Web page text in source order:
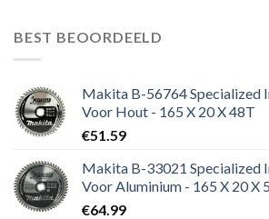
BEST BEOORDEELD
Makita B-56764 Specialized
Voor Hout - 165 X 20 X 48T
€51.59
Makita B-33021 Specialized
Voor Aluminium - 165 X 20 X
€64.99